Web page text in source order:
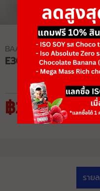
BAAMXERCORE
E3041 DECLINE
฿20,150 ฿
ราย